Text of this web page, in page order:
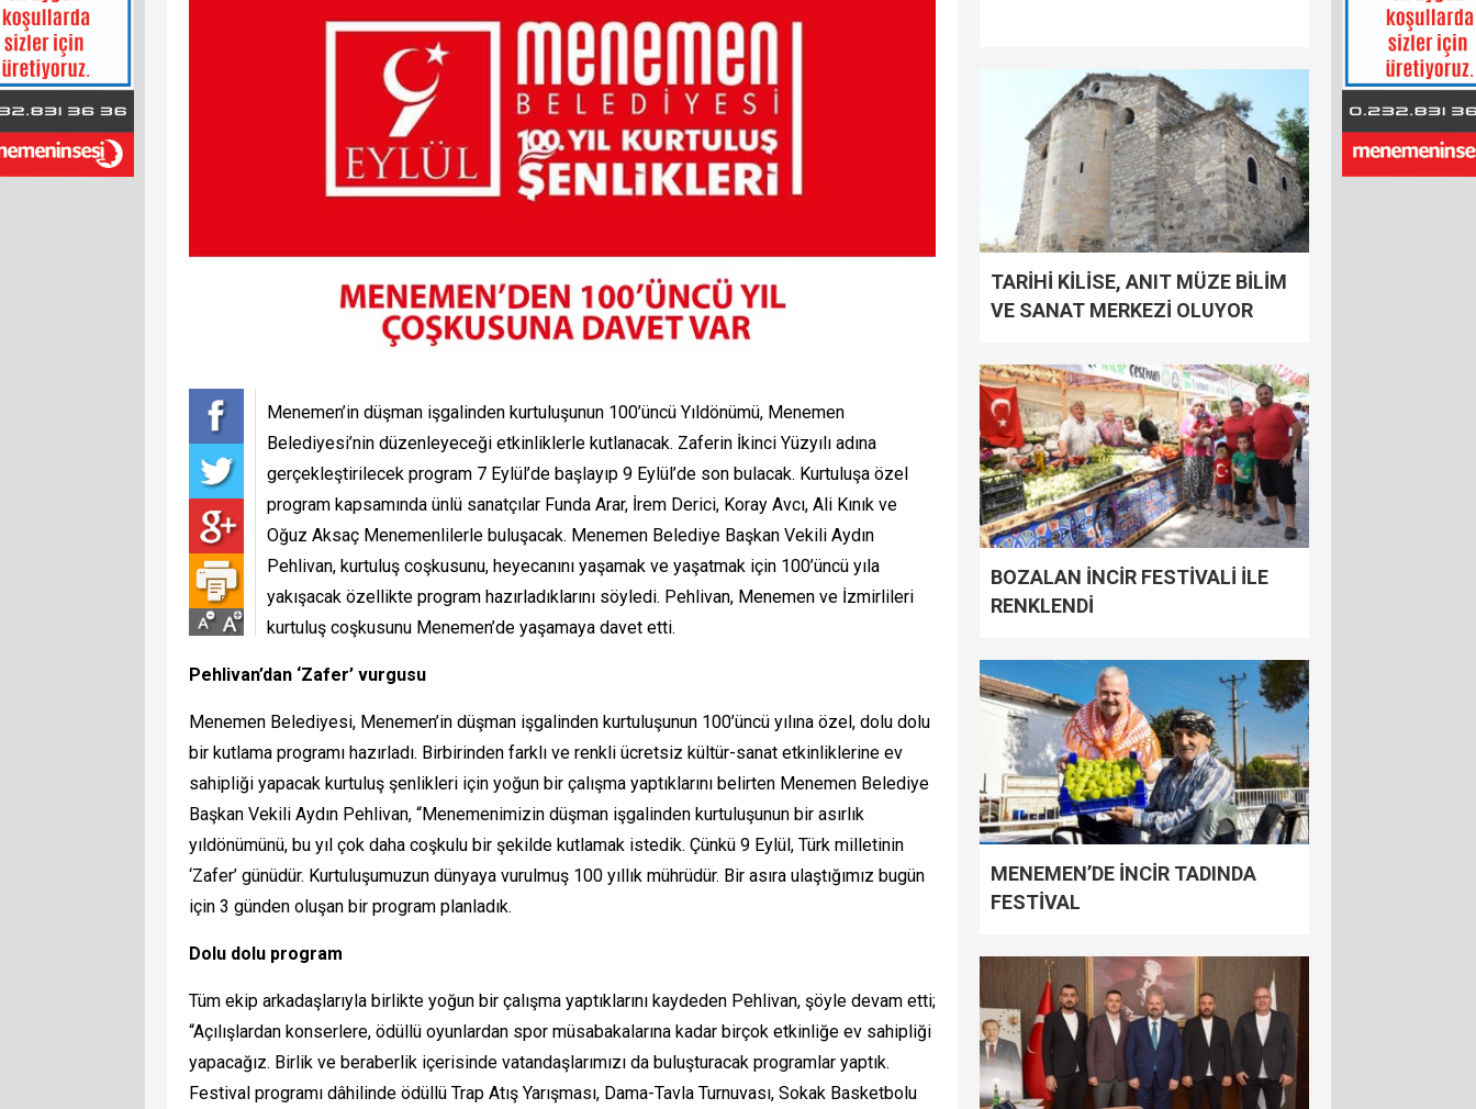
Menemen’in düşman işgalinden kurtuluşunun 100’üncü Yıldönümü, Menemen
Belediyesi’nin düzenleyeceği etkinliklerle kutlanacak. Zaferin İkinci Yüzyılı adına
gerçekleştirilecek program 7 Eylül’de başlayıp 9 Eylül’de son bulacak. Kurtuluşa özel
program kapsamında ünlü sanatçılar Funda Arar, İrem Derici, Koray Avcı, Ali Kınık ve
Oğuz Aksaç Menemenlilerle buluşacak. Menemen Belediye Başkan Vekili Aydın
Pehlivan, kurtuluş coşkusunu, heyecanını yaşamak ve yaşatmak için 100’üncü yıla
yakışacak özellikte program hazırladıklarını söyledi. Pehlivan, Menemen ve İzmirlileri
kurtuluş coşkusunu Menemen’de yaşamaya davet etti.
Pehlivan’dan ‘Zafer’ vurgusu
Menemen Belediyesi, Menemen’in düşman işgalinden kurtuluşunun 100’üncü yılına özel, dolu dolu
bir kutlama programı hazırladı. Birbirinden farklı ve renkli ücretsiz kültür-sanat etkinliklerine ev
sahipliği yapacak kurtuluş şenlikleri için yoğun bir çalışma yaptıklarını belirten Menemen Belediye
Başkan Vekili Aydın Pehlivan, “Menemenimizin düşman işgalinden kurtuluşunun bir asırlık
yıldönümünü, bu yıl çok daha coşkulu bir şekilde kutlamak istedik. Çünkü 9 Eylül, Türk milletinin
‘Zafer’ günüdür. Kurtuluşumuzun dünyaya vurulmuş 100 yıllık mührüdür. Bir asıra ulaştığımız bugün
için 3 günden oluşan bir program planladık.
Dolu dolu program
Tüm ekip arkadaşlarıyla birlikte yoğun bir çalışma yaptıklarını kaydeden Pehlivan, şöyle devam etti;
“Açılışlardan konserlere, ödüllü oyunlardan spor müsabakalarına kadar birçok etkinliğe ev sahipliği
yapacağız. Birlik ve beraberlik içerisinde vatandaşlarımızı da buluşturacak programlar yaptık.
Festival programı dâhilinde ödüllü Trap Atış Yarışması, Dama-Tavla Turnuvası, Sokak Basketbolu
TARİHİ KİLİSE, ANIT MÜZE BİLİM
VE SANAT MERKEZİ OLUYOR
BOZALAN İNCİR FESTİVALİ İLE
RENKLENDİ
MENEMEN’DE İNCİR TADINDA
FESTİVAL